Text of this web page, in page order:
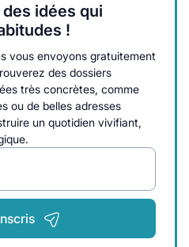
idées qui
!
vous envoyons gratuitement
des dossiers
très concrètes, comme
ou de belles adresses
un quotidien vivifiant,